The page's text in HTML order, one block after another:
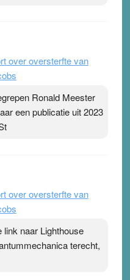
over oversterfte van
Ronald Meester
een publicatie uit 2023
over oversterfte van
naar Lighthouse
terecht,